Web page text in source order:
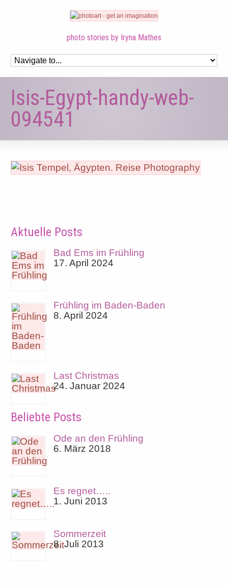
photo stories by Iryna Mathes
Isis-Egypt-handy-web-
094541
Aktuelle Posts
Bad Ems im Frühling
17. April 2024
Frühling im Baden-Baden
8. April 2024
Last Christmas
24. Januar 2024
Beliebte Posts
Ode an den Frühling
6. März 2018
Es regnet…..
1. Juni 2013
Sommerzeit
8. Juli 2013